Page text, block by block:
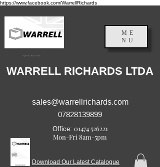
https://www.facebook.com/WarrellRichards
Inglaterra, Reino Unido
ME
NU
WARRELL RICHARDS LTDA
sales@warrellrichards.com
07828139899
Office: 01474 526221
Mon-Fri 8am-5pm
Download Our Latest Catalogue